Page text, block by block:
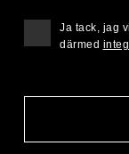
Ja tack, jag
därmed